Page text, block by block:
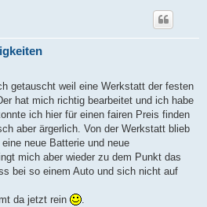
getauscht weil eine Werkstatt der festen
hat mich richtig bearbeitet und ich habe
ich hier für einen fairen Preis finden
aber ärgerlich. Von der Werkstatt blieb
neue Batterie und neue
mich aber wieder zu dem Punkt das
bei so einem Auto und sich nicht auf
da jetzt rein
.